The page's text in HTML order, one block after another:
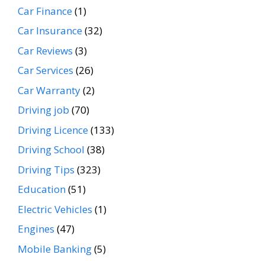
Car Finance(1)
Car Insurance(32)
Car Reviews (3)
Car Services (26)
Car Warranty(2)
Driving job (70)
Driving Licence(133)
Driving School (38)
Driving Tips (323)
Education(51)
Electric Vehicles (1)
Engines (47)
Mobile Banking(5)